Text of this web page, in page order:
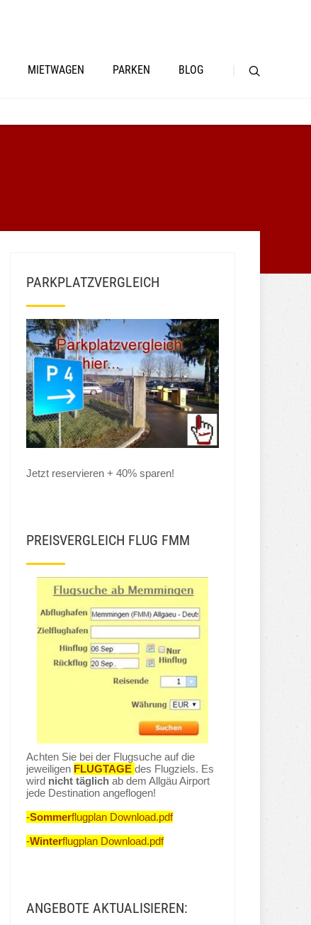
MIETWAGEN PARKEN BLOG
PARKPLATZVERGLEICH
Jetzt reservieren + 40% sparen!
PREISVERGLEICH FLUG FMM
Achten Sie bei der Flugsuche auf die
jeweiligen FLUGTAGE des Flugziels. Es
wird nicht täglichab dem Allgäu Airport
jede Destination angeflogen!
-Sommerflugplan Download.pdf
-Winterflugplan Download.pdf
ANGEBOTE AKTUALISIEREN: